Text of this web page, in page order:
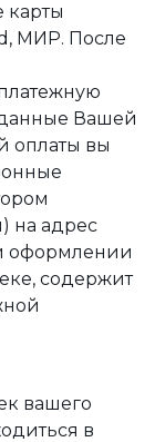
карты
МИР. После
Вашей
оплаты вы
на адрес
оформлении
содержит
вашего
в